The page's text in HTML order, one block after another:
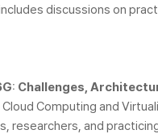
discussions on
Challenges,
Computing and
researchers, and